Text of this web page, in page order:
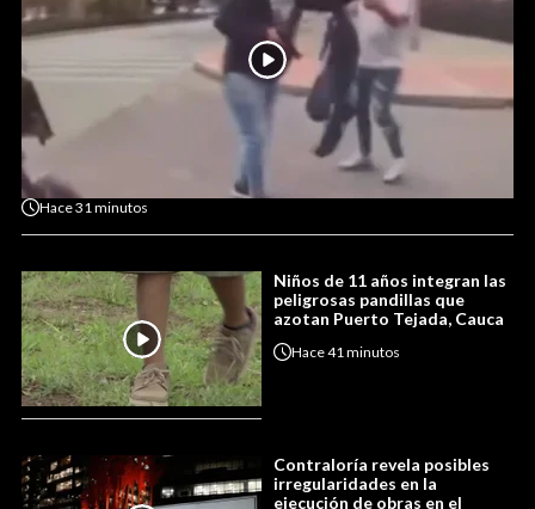
Hace31 minutos
Niños de 11 años integran las
peligrosas pandillas que
azotan Puerto Tejada, Cauca
Hace41 minutos
Contraloría revela posibles
irregularidades en la
ejecución de obras en el